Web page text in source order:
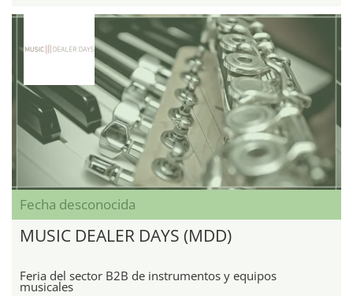
Fecha desconocida
MUSIC DEALER DAYS (MDD)
Feria del sector B2B de instrumentos y equipos
musicales